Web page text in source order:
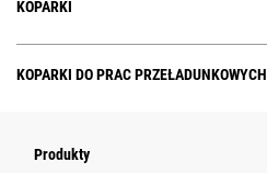
KOPARKI
KOPARKI DO PRAC PRZEŁADUNKOWYCH
Produkty